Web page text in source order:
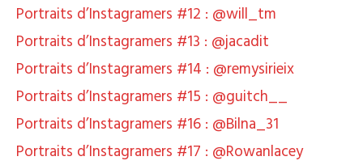
Portraits d’Instagramers #12 : @will_tm
Portraits d’Instagramers #13 : @jacadit
Portraits d’Instagramers #14 : @remysirieix
Portraits d’Instagramers #15 : @guitch__
Portraits d’Instagramers #16 : @Bilna_31
Portraits d’Instagramers #17 : @Rowanlacey